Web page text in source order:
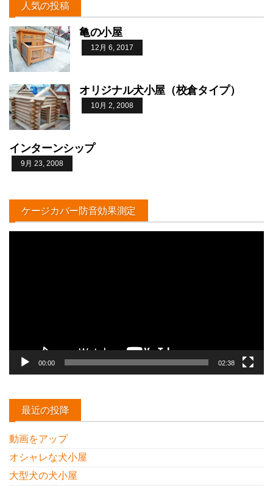
人気の投稿
亀の小屋
12月 6, 2017
オリジナル犬小屋（校倉タイプ）
10月 2, 2008
インターンシップ
9月 23, 2008
ケージカバー防音効果測定
00:00 02:38
最近の投降
動画をアップ
オシャレな犬小屋
大型犬の犬小屋